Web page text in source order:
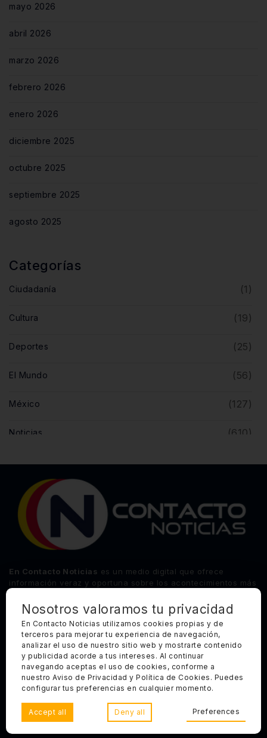
mayo 2026
abril 2026
marzo 2026
febrero 2026
enero 2026
diciembre 2025
octubre 2025
septiembre 2025
agosto 2025
Categorías
Ciudadanía (1)
Cultura (19)
Deportes (25)
El Mundo (56)
México (127)
Noticias (610)
Querétaro
En Contacto Noticias es un medio digital que ofrece
información veraz y oportuna sobre los acontecimientos más
principales sucesos nacionales e internacionales.
Síguenos
Categorías Principales
Otros Enlaces
Copyright 2025, Todos los derechos reservados. En Contacto
Noticias
Nosotros valoramos tu privacidad
En Contacto Noticias utilizamos cookies propias y de
terceros para mejorar tu experiencia de navegación,
analizar el uso de nuestro sitio web y mostrarte contenido
y publicidad acorde a tus intereses. Al continuar
navegando aceptas el uso de cookies, conforme a
nuestro Aviso de Privacidad y Política de Cookies. Puedes
configurar tus preferencias en cualquier momento.
Accept all Deny all Preferences